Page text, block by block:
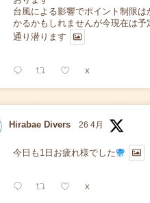
台風による影響でポイント制限は
かるかもしれませんが今現在は予
通り潜ります
X
Hirabae Divers 26 4月
今日も1日お疲れ様でした
X